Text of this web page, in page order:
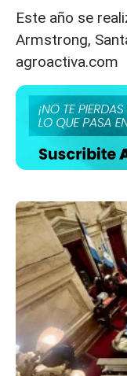
Este año se
Armstrong,
agroactiva.com